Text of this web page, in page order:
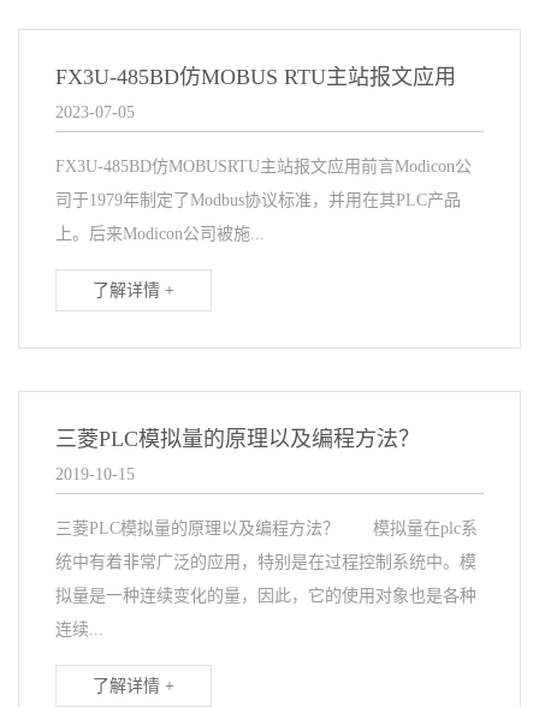
FX3U-485BD仿MOBUS RTU主站报文应用
2023-07-05
FX3U-485BD仿MOBUSRTU主站报文应用前言Modicon公
司于1979年制定了Modbus协议标准，并用在其PLC产品
上。后来Modicon公司被施...
了解详情 +
三菱PLC模拟量的原理以及编程方法？
2019-10-15
三菱PLC模拟量的原理以及编程方法？ 模拟量在plc系
统中有着非常广泛的应用，特别是在过程控制系统中。模
拟量是一种连续变化的量，因此，它的使用对象也是各种
连续...
了解详情 +